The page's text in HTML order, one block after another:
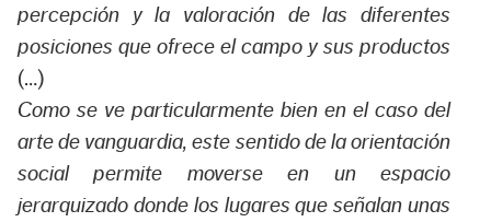
percepción y la valoración de las diferentes
posiciones que ofrece el campo y sus productos
(…)
Como se ve particularmente bien en el caso del
arte de vanguardia, este sentido de la orientación
social permite moverse en un espacio
jerarquizado donde los lugares que señalan unas